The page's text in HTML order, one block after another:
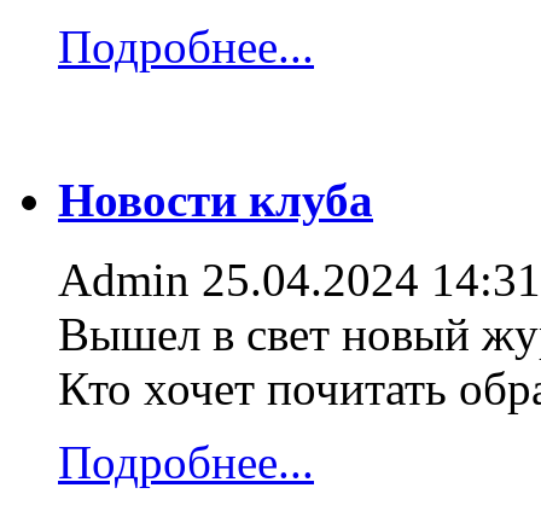
Подробнее...
Новости клуба
Admin 25.04.2024 14:31
Вышел в свет новый
Кто хочет почитать
Подробнее...